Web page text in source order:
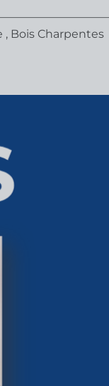
Bois Charpentes